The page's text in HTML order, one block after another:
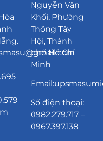
.
Nguyễn Văn
Khối, Phường
Thông Tây
Hội, Thành
phố Hồ Chí
Minh
Số điện thoại:
0982.279.717 –
0967.397.138